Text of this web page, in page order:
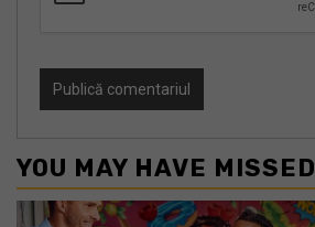
YOU MAY HAVE MISSED